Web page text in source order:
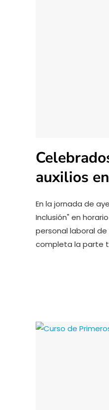
auxilios
En la jornada de
Inclusión" en
personal laboral
completa la parte